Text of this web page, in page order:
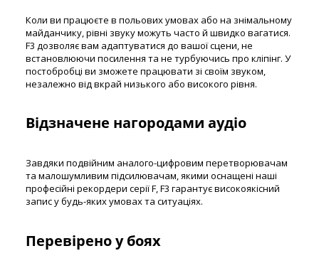
Коли ви працюєте в польових умовах або на знімальному
майданчику, рівні звуку можуть часто й швидко вагатися.
F3 дозволяє вам адаптуватися до вашої сцени, не
встановлюючи посилення та не турбуючись про кліпінг. У
постобробці ви зможете працювати зі своїм звуком,
незалежно від вкрай низького або високого рівня.
Відзначене нагородами аудіо
Завдяки подвійним аналого-цифровим перетворювачам
та малошумливим підсилювачам, якими оснащені наші
професійні рекордери серії F, F3 гарантує високоякісний
запис у будь-яких умовах та ситуаціях.
Перевірено у боях